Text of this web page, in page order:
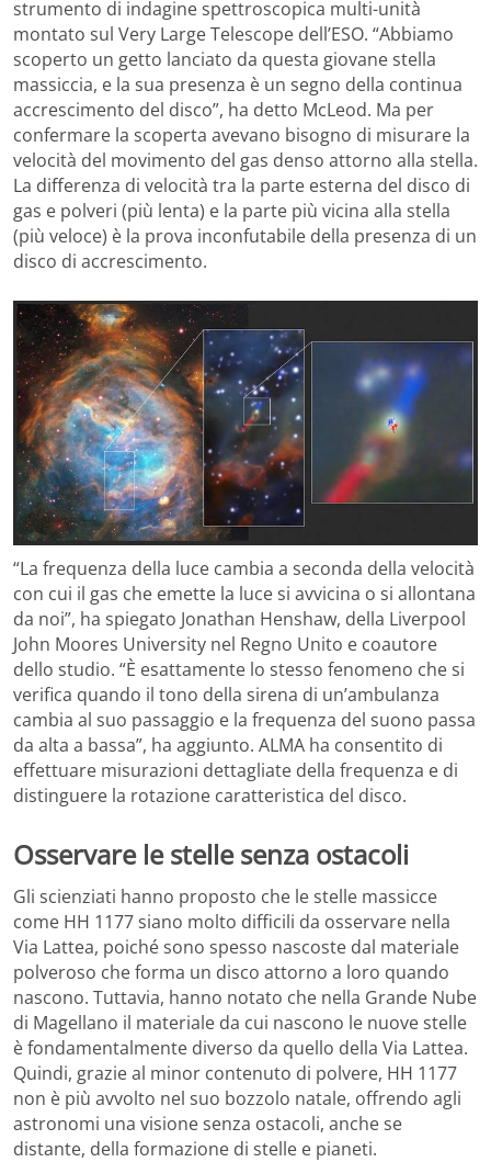
strumento di indagine spettroscopica multi-unità
montato sul Very Large Telescope dell’ESO. “Abbiamo
scoperto un getto lanciato da questa giovane stella
massiccia, e la sua presenza è un segno della continua
accrescimento del disco”, ha detto McLeod. Ma per
confermare la scoperta avevano bisogno di misurare la
velocità del movimento del gas denso attorno alla stella.
La differenza di velocità tra la parte esterna del disco di
gas e polveri (più lenta) e la parte più vicina alla stella
(più veloce) è la prova inconfutabile della presenza di un
disco di accrescimento.
“La frequenza della luce cambia a seconda della velocità
con cui il gas che emette la luce si avvicina o si allontana
da noi”, ha spiegato Jonathan Henshaw, della Liverpool
John Moores University nel Regno Unito e coautore
dello studio. “È esattamente lo stesso fenomeno che si
verifica quando il tono della sirena di un’ambulanza
cambia al suo passaggio e la frequenza del suono passa
da alta a bassa”, ha aggiunto. ALMA ha consentito di
effettuare misurazioni dettagliate della frequenza e di
distinguere la rotazione caratteristica del disco.
Osservare le stelle senza ostacoli
Gli scienziati hanno proposto che le stelle massicce
come HH 1177 siano molto difficili da osservare nella
Via Lattea, poiché sono spesso nascoste dal materiale
polveroso che forma un disco attorno a loro quando
nascono. Tuttavia, hanno notato che nella Grande Nube
di Magellano il materiale da cui nascono le nuove stelle
è fondamentalmente diverso da quello della Via Lattea.
Quindi, grazie al minor contenuto di polvere, HH 1177
non è più avvolto nel suo bozzolo natale, offrendo agli
astronomi una visione senza ostacoli, anche se
distante, della formazione di stelle e pianeti.